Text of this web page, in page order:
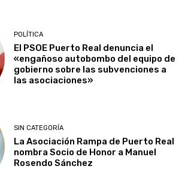
POLÍTICA
El PSOE Puerto Real denuncia el
«engañoso autobombo del equipo de
gobierno sobre las subvenciones a
las asociaciones»
SIN CATEGORÍA
La Asociación Rampa de Puerto Real
nombra Socio de Honor a Manuel
Rosendo Sánchez